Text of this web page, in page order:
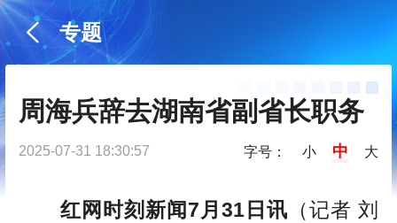
专题
周海兵辞去湖南省副省长职务
2025-07-31 18:30:57 字号： 小 中 大
红网时刻新闻7月31日讯 （记者 刘